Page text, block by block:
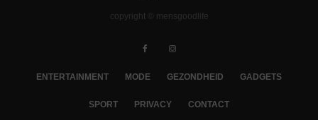
copyright © mensgoodlife
ENTERTAINMENT MODE GEZONDHEID GADGETS
SPORT PRIVACY CONTACT